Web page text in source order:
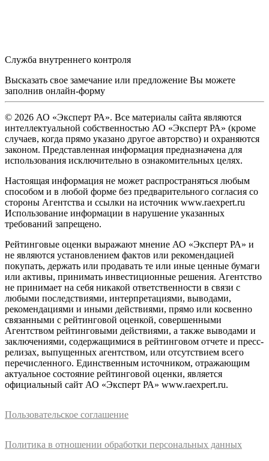
Служба внутреннего контроля
Высказать свое замечание или предложение Вы можете
заполнив онлайн-форму
© 2026 АО «Эксперт РА». Все материалы сайта являются
интеллектуальной собственностью АО «Эксперт РА» (кроме
случаев, когда прямо указано другое авторство) и охраняются
законом. Представленная информация предназначена для
использования исключительно в ознакомительных целях.
Настоящая информация не может распространяться любым
способом и в любой форме без предварительного согласия со
стороны Агентства и ссылки на источник www.raexpert.ru
Использование информации в нарушение указанных
требований запрещено.
Рейтинговые оценки выражают мнение АО «Эксперт РА» и
не являются установлением фактов или рекомендацией
покупать, держать или продавать те или иные ценные бумаги
или активы, принимать инвестиционные решения. Агентство
не принимает на себя никакой ответственности в связи с
любыми последствиями, интерпретациями, выводами,
рекомендациями и иными действиями, прямо или косвенно
связанными с рейтинговой оценкой, совершенными
Агентством рейтинговыми действиями, а также выводами и
заключениями, содержащимися в рейтинговом отчете и пресс-
релизах, выпущенных агентством, или отсутствием всего
перечисленного. Единственным источником, отражающим
актуальное состояние рейтинговой оценки, является
официальный сайт АО «Эксперт РА» www.raexpert.ru.
Пользовательское соглашение
Политика в отношении обработки персональных данных